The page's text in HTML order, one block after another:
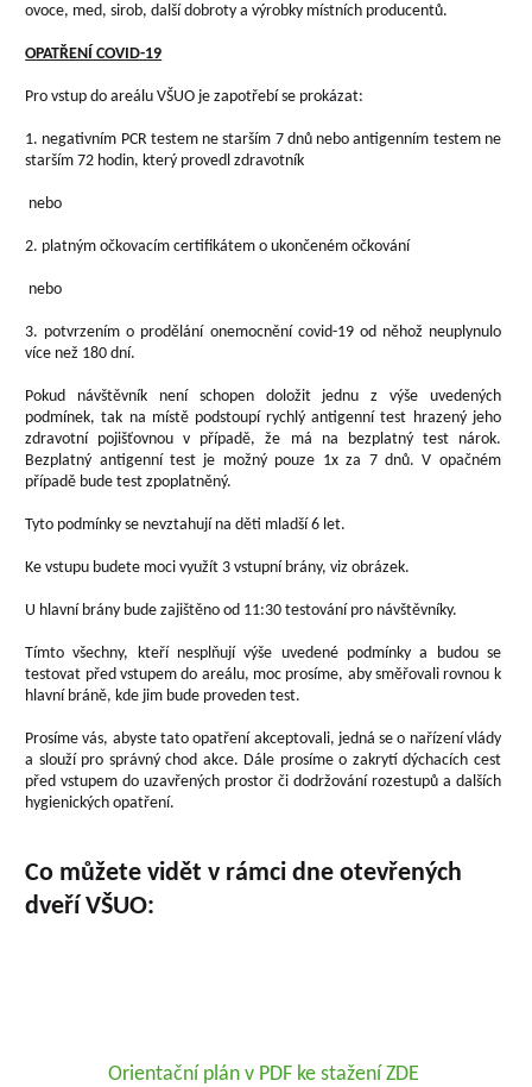
ovoce, med, sirob, další dobroty a výrobky místních producentů.
OPATŘENÍ COVID-19
Pro vstup do areálu VŠUO je zapotřebí se prokázat:
1. negativním PCR testem ne starším 7 dnů nebo antigenním testem ne
starším 72 hodin, který provedl zdravotník
nebo
2. platným očkovacím certifikátem o ukončeném očkování
nebo
3. potvrzením o prodělání onemocnění covid-19 od něhož neuplynulo
více než 180 dní.
Pokud návštěvník není schopen doložit jednu z výše uvedených
podmínek, tak na místě podstoupí rychlý antigenní test hrazený jeho
zdravotní pojišťovnou v případě, že má na bezplatný test nárok.
Bezplatný antigenní test je možný pouze 1x za 7 dnů. V opačném
případě bude test zpoplatněný.
Tyto podmínky se nevztahují na děti mladší 6 let.
Ke vstupu budete moci využít 3 vstupní brány, viz obrázek.
U hlavní brány bude zajištěno od 11:30 testování pro návštěvníky.
Tímto všechny, kteří nesplňují výše uvedené podmínky a budou se
testovat před vstupem do areálu, moc prosíme, aby směřovali rovnou k
hlavní bráně, kde jim bude proveden test.
Prosíme vás, abyste tato opatření akceptovali, jedná se o nařízení vlády
a slouží pro správný chod akce. Dále prosíme o zakrytí dýchacích cest
před vstupem do uzavřených prostor či dodržování rozestupů a dalších
hygienických opatření.
Co můžete vidět v rámci dne otevřených
dveří VŠUO:
Orientační plán v PDF ke stažení ZDE